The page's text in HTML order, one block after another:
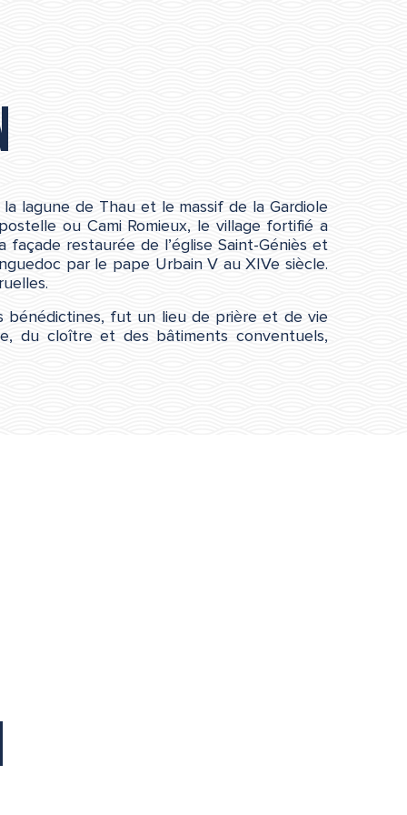
lagune de Thau et le massif de la Gardiole
ou Cami Romieux, le village fortifié a
restaurée de l’église Saint-Géniès et
par le pape Urbain V au XIVe siècle.
bénédictines, fut un lieu de prière et de vie
du cloître et des bâtiments conventuels,